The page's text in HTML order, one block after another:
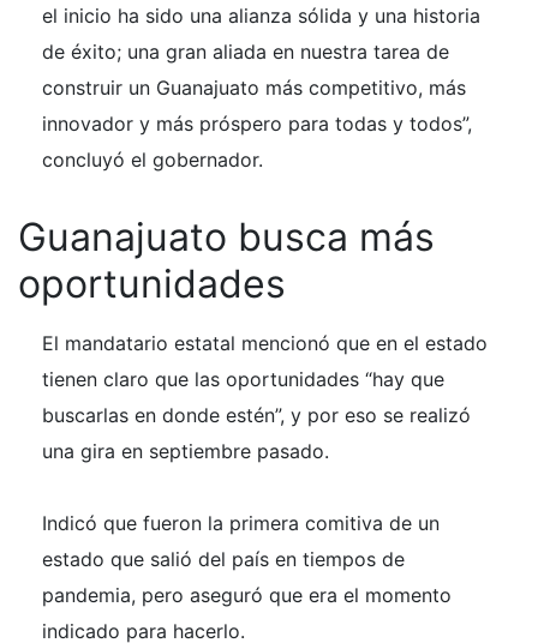
el inicio ha sido una alianza sólida y una historia
de éxito; una gran aliada en nuestra tarea de
construir un Guanajuato más competitivo, más
innovador y más próspero para todas y todos”,
concluyó el gobernador.
Guanajuato busca más
oportunidades
El mandatario estatal mencionó que en el estado
tienen claro que las oportunidades “hay que
buscarlas en donde estén”, y por eso se realizó
una gira en septiembre pasado.
Indicó que fueron la primera comitiva de un
estado que salió del país en tiempos de
pandemia, pero aseguró que era el momento
indicado para hacerlo.